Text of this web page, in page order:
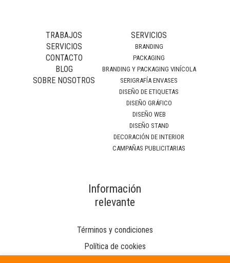
TRABAJOS
SERVICIOS
CONTACTO
BLOG
SOBRE NOSOTROS
SERVICIOS
BRANDING
PACKAGING
BRANDING Y PACKAGING VINÍCOLA
SERIGRAFÍA ENVASES
DISEÑO DE ETIQUETAS
DISEÑO GRÁFICO
DISEÑO WEB
DISEÑO STAND
DECORACIÓN DE INTERIOR
CAMPAÑAS PUBLICITARIAS
Información
relevante
Términos y condiciones
Política de cookies